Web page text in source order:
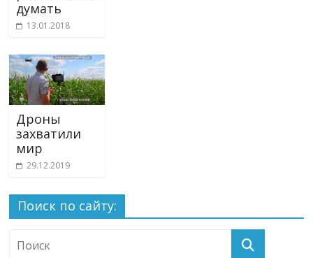
думать
13.01.2018
Дроны
захватили
мир
29.12.2019
Поиск по сайту: